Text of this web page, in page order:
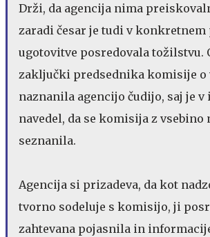
Drži, da agencija nima
zaradi česar je tudi v
ugotovitve posredovala tožilstvu.
zaključki predsednika komisije o
naznanila agencijo čudijo, saj je v
navedel, da se komisija z vsebino
seznanila.
Agencija si prizadeva, da kot
tvorno sodeluje s komisijo, ji
zahtevana pojasnila in